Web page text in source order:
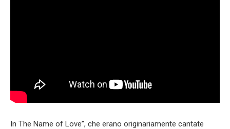
In The Name of Love”, che erano originariamente cantate